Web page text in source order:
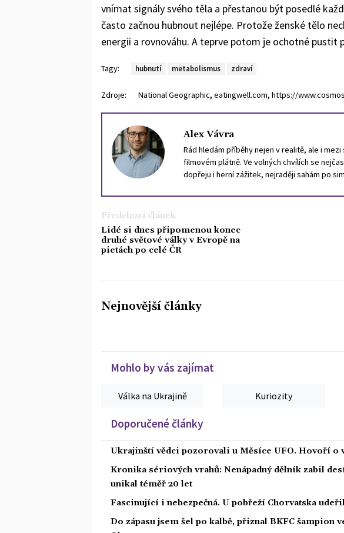
vnímat signály svého těla a přestanou být posedlé
často začnou hubnout nejlépe. Protože ženské tělo
energii a rovnováhu. A teprve potom je ochotné pustit
Tagy: hubnutí metabolismus zdraví
Zdroje: National Geographic, eatingwell.com, https://
Alex Vávra
Rád hledám příběhy nejen v realitě, ale i
filmovém plátně. Ve volných chvílích se
dopřeju i herní zážitek, nejraději sahám po
Předchozí článek
Lidé si dnes připomenou konec
druhé světové války v Evropě na
pietách po celé ČR
Nejnovější články
Mohlo by vás zajímat
Válka na Ukrajině Kuriozity
Doporučené články
Ukrajinští vědci pozorovali u Měsíce UFO. Hovoří o
Kronika sériových vrahů: Nenápadný dělník zabil
unikal téměř 20 let
Fascinující i nebezpečná. U pobřeží Chorvatska
Do zápasu jsem šel po kalbě, přiznal BKFC šampion